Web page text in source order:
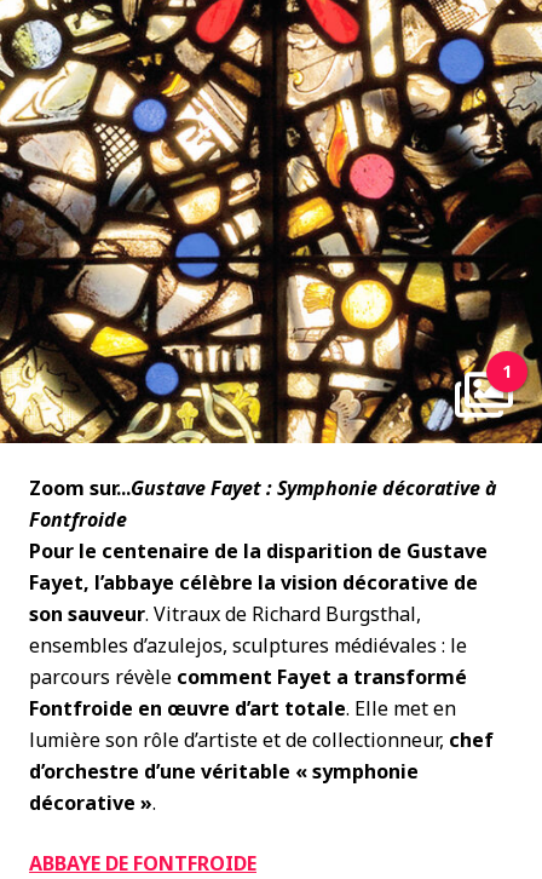
1
Zoom sur...Gustave Fayet : Symphonie décorative à
Fontfroide
Pour le centenaire de la disparition de Gustave
Fayet, l’abbaye célèbre la vision décorative de
son sauveur. Vitraux de Richard Burgsthal,
ensembles d’azulejos, sculptures médiévales : le
parcours révèle comment Fayet a transformé
Fontfroide en œuvre d’art totale. Elle met en
lumière son rôle d’artiste et de collectionneur, chef
d’orchestre d’une véritable « symphonie
décorative ».
ABBAYE DE FONTFROIDE